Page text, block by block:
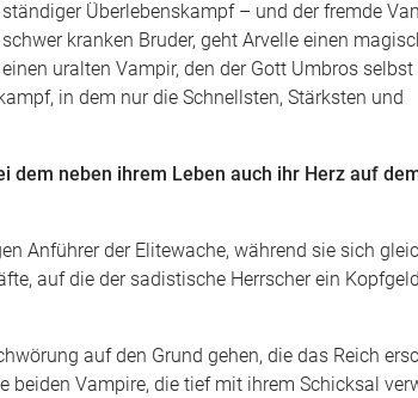
Überlebenskampf – und der fremde
kranken Bruder, geht Arvelle einen
uralten Vampir, den der Gott Umbros selbst
in dem nur die Schnellsten, Stärksten und
neben ihrem Leben auch ihr Herz auf
Anführer der Elitewache, während sie sich
auf die der sadistische Herrscher ein Kopfgeld
auf den Grund gehen, die das Reich
Vampire, die tief mit ihrem Schicksal